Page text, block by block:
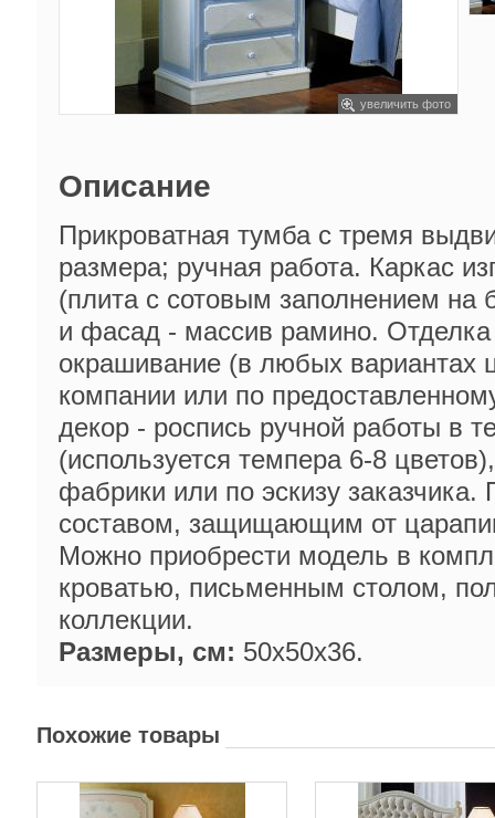
увеличить фото
Описание
Прикроватная тумба с тремя
размера; ручная работа. Каркас
(плита с сотовым заполнением на
и фасад - массив рамино.
окрашивание (в любых вариантах
компании или по
декор - роспись ручной работы в
(используется темпера 6-8
фабрики или по эскизу заказчика.
составом, защищающим от
Можно приобрести модель в
кроватью, письменным столом,
коллекции.
Размеры, см: 50х50х36.
Похожие товары